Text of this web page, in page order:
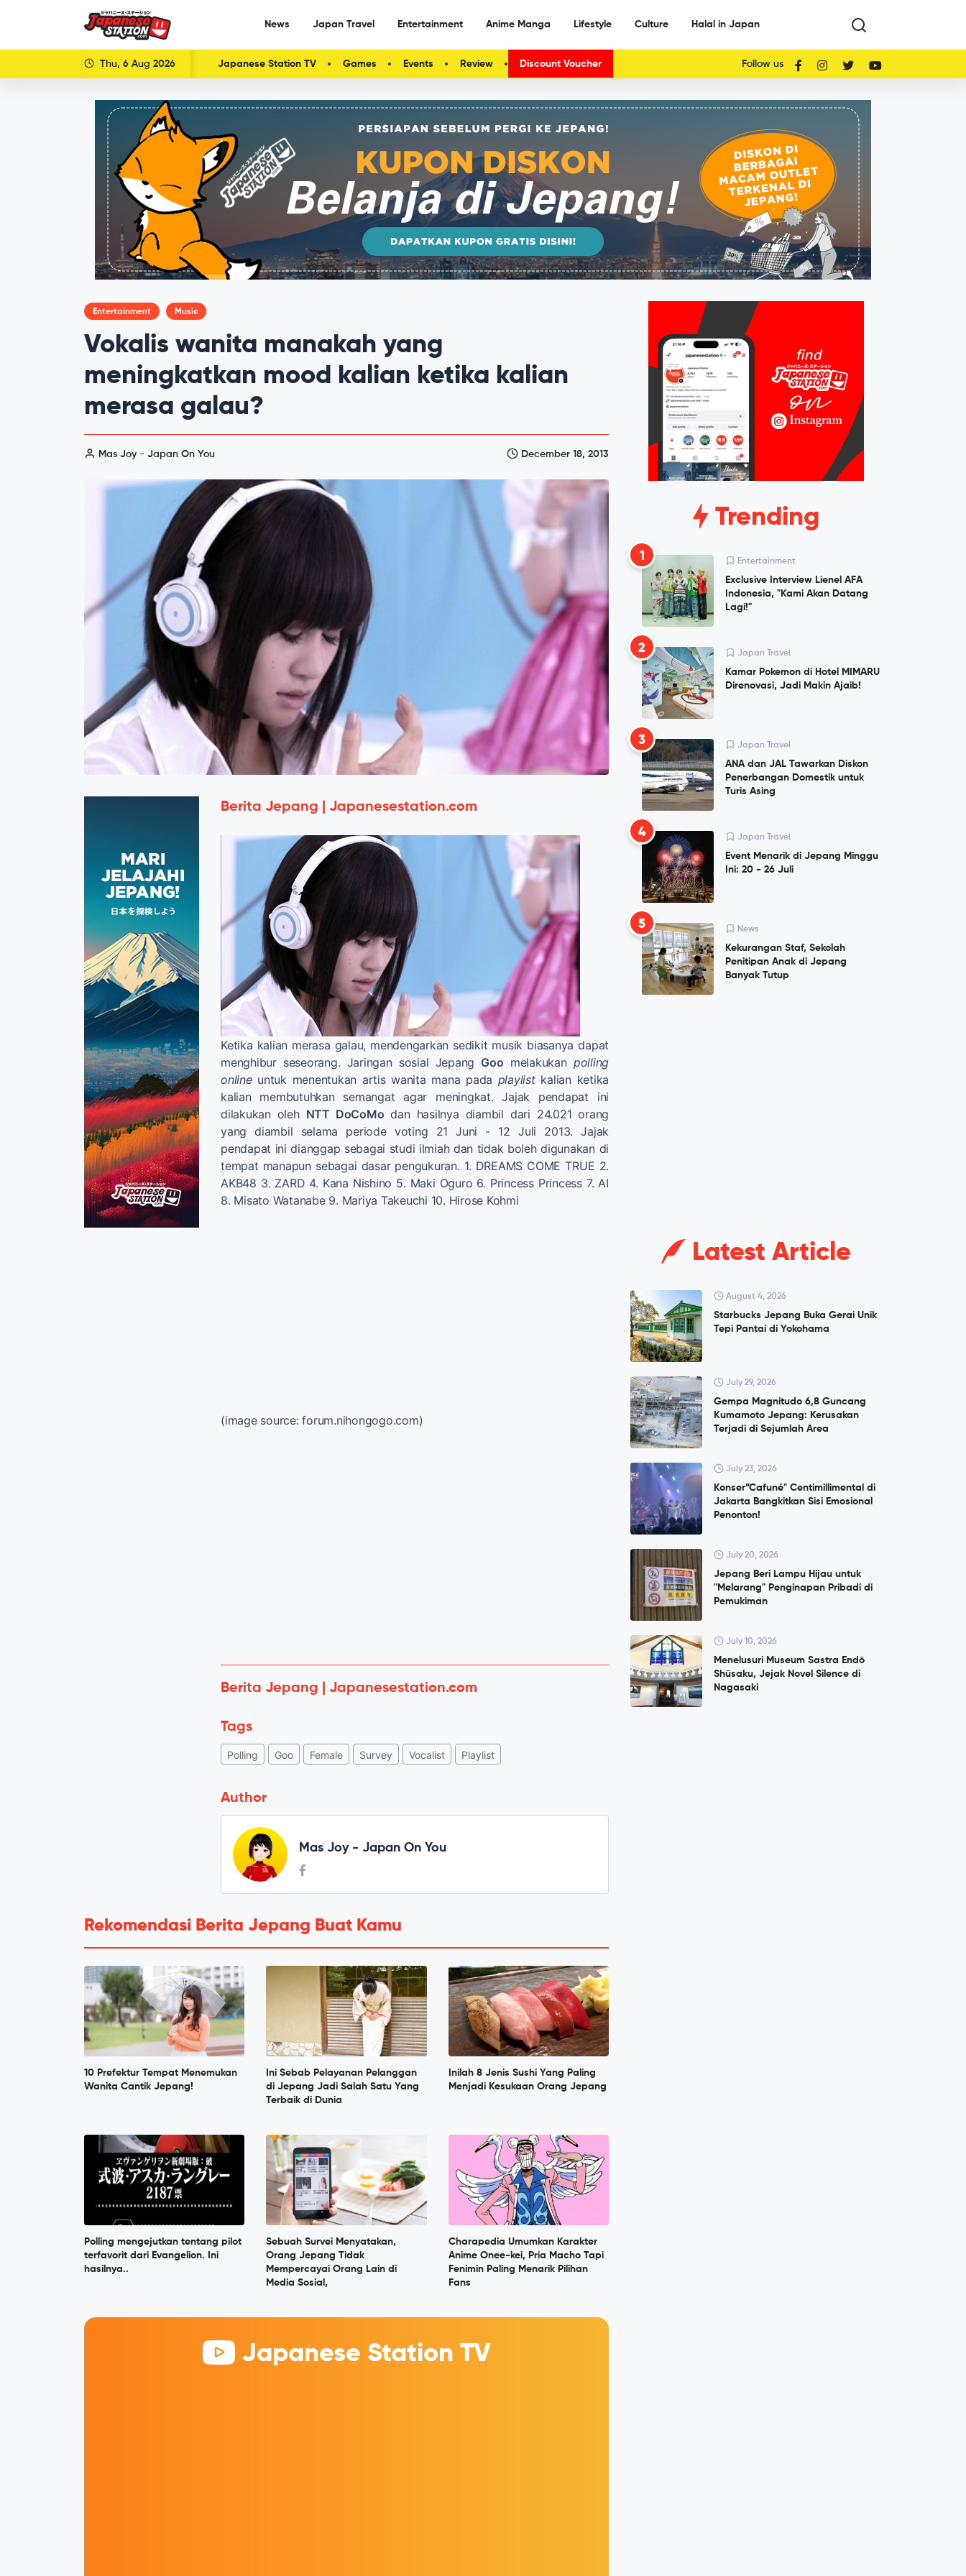
News Japan Travel Entertainment Anime Manga Lifestyle Culture Halal in Japan
Thu, 6 Aug 2026 Japanese Station TV Games Events Review Discount Voucher Follow us
Entertainment Music
Vokalis wanita manakah yang
meningkatkan mood kalian ketika kalian
merasa galau?
Mas Joy - Japan On You December 18, 2013
Berita Jepang | Japanesestation.com
Ketika kalian merasa galau, mendengarkan sedikit musik biasanya dapat
menghibur seseorang. Jaringan sosial Jepang Goo melakukan polling
onlineuntuk menentukan artis wanita mana pada playlistkalian ketika
kalian membutuhkan semangat agar meningkat. Jajak pendapat ini
dilakukan oleh NTT DoCoMo dan hasilnya diambil dari 24.021 orang
yang diambil selama periode voting 21 Juni - 12 Juli 2013. Jajak
pendapat ini dianggap sebagai studi ilmiah dan tidak boleh digunakan di
tempat manapun sebagai dasar pengukuran. 1. DREAMS COME TRUE 2.
AKB48 3. ZARD 4. Kana Nishino 5. Maki Oguro 6. Princess Princess 7. AI
8. Misato Watanabe 9. Mariya Takeuchi 10. Hirose Kohmi
(image source: forum.nihongogo.com)
Berita Jepang | Japanesestation.com
Tags
Polling Goo Female Survey Vocalist Playlist
Author
Mas Joy - Japan On You
Rekomendasi Berita Jepang Buat Kamu
10 Prefektur Tempat Menemukan
Wanita Cantik Jepang!
Ini Sebab Pelayanan Pelanggan
di Jepang Jadi Salah Satu Yang
Terbaik di Dunia
Inilah 8 Jenis Sushi Yang Paling
Menjadi Kesukaan Orang Jepang
Polling mengejutkan tentang pilot
terfavorit dari Evangelion. Ini
hasilnya..
Sebuah Survei Menyatakan,
Orang Jepang Tidak
Mempercayai Orang Lain di
Media Sosial,
Charapedia Umumkan Karakter
Anime Onee-kei, Pria Macho Tapi
Fenimin Paling Menarik Pilihan
Fans
Japanese Station TV
Trending
1 Entertainment
Exclusive Interview Lienel AFA
Indonesia, "Kami Akan Datang
Lagi!"
2 Japan Travel
Kamar Pokemon di Hotel MIMARU
Direnovasi, Jadi Makin Ajaib!
3 Japan Travel
ANA dan JAL Tawarkan Diskon
Penerbangan Domestik untuk
Turis Asing
4 Japan Travel
Event Menarik di Jepang Minggu
Ini: 20 - 26 Juli
5 News
Kekurangan Staf, Sekolah
Penitipan Anak di Jepang
Banyak Tutup
Latest Article
August 4, 2026
Starbucks Jepang Buka Gerai Unik
Tepi Pantai di Yokohama
July 29, 2026
Gempa Magnitudo 6,8 Guncang
Kumamoto Jepang: Kerusakan
Terjadi di Sejumlah Area
July 23, 2026
Konser”Cafuné" Centimillimental di
Jakarta Bangkitkan Sisi Emosional
Penonton!
July 20, 2026
Jepang Beri Lampu Hijau untuk
"Melarang" Penginapan Pribadi di
Pemukiman
July 10, 2026
Menelusuri Museum Sastra Endō
Shūsaku, Jejak Novel Silence di
Nagasaki